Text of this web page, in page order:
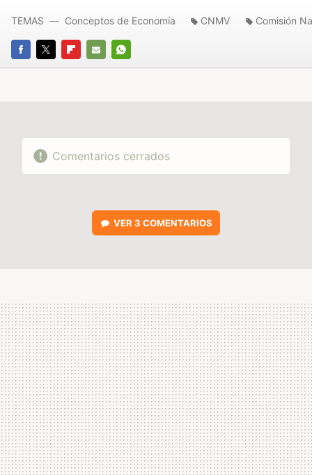
FACEBOOK
TWITTERFLIPBOARD
E-
WHATSAPP
TEMAS Conceptos de Economía CNMV Comisión
Comentarios cerrados
VER 3 COMENTARIOS